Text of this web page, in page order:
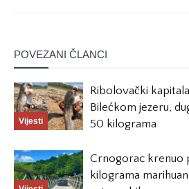
POVEZANI ČLANCI
Vijesti
Ribolovački
Bilećkom jezeru,
50 kilograma
Crnogorac krenuo
kilograma